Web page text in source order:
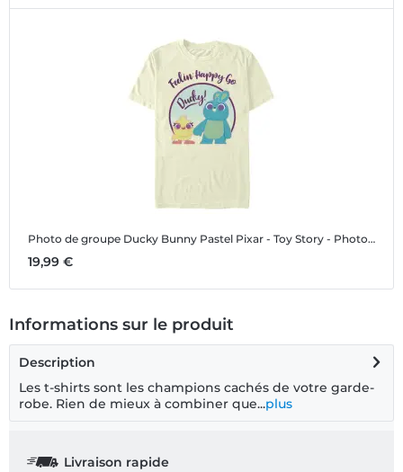
Photo de groupe Ducky Bunny Pastel Pixar - Toy Story - Photo de groupe Ducky Bunny Pastel - Homme T-shirt
19,99 €
Informations sur le produit
Description
Les t-shirts sont les champions cachés de votre garde-
robe. Rien de mieux à combiner que...plus
Livraison rapide